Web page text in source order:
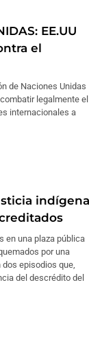
EE.UU
el
de Naciones Unidas
legalmente el
internacionales a
indígena
en una plaza pública
por una
episodios que,
del descrédito del